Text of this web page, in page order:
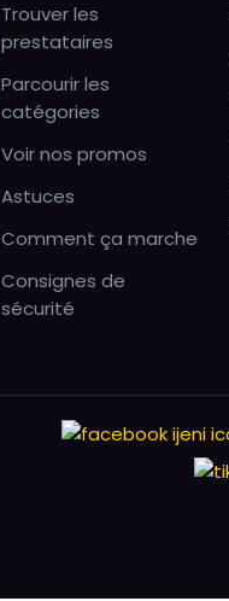
Trouver les
prestataires
Parcourir les
catégories
Voir nos promos
Astuces
Comment ça marche
Consignes de
sécurité